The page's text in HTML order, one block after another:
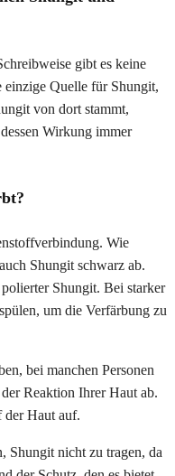
gibt es keine
einzige Quelle für Shungit,
von dort stammt,
Wirkung immer
Wie
Shungit schwarz ab.
Shungit. Bei starker
um die Verfärbung zu
bei manchen Personen
Reaktion Ihrer Haut ab.
der Haut auf.
Shungit nicht zu tragen, da